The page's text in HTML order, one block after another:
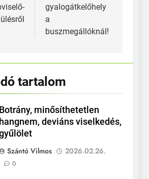
gyalogátkelőhely
a
buszmegállóknál!
tartalom
Botrány, minősíthetetlen
hangnem, deviáns viselkedés,
Szántó Vilmos
2026.02.26.
0